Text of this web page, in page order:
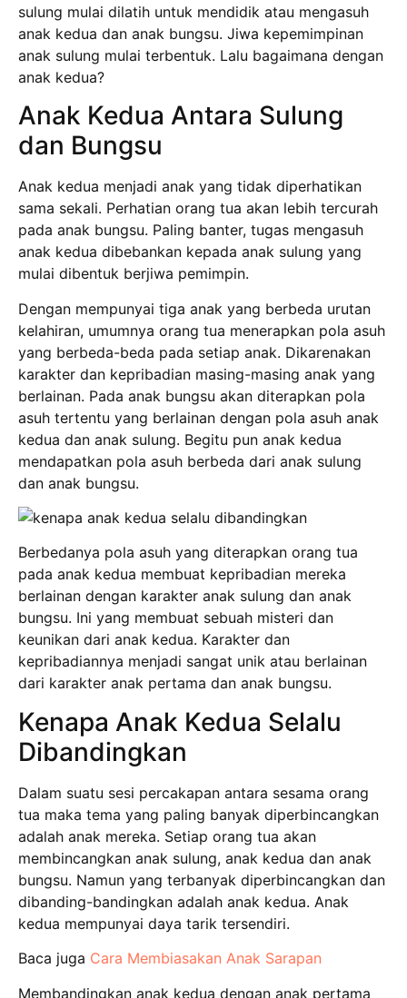
sulung mulai dilatih untuk mendidik atau mengasuh
anak kedua dan anak bungsu. Jiwa kepemimpinan
anak sulung mulai terbentuk. Lalu bagaimana dengan
anak kedua?
Anak Kedua Antara Sulung
dan Bungsu
Anak kedua menjadi anak yang tidak diperhatikan
sama sekali. Perhatian orang tua akan lebih tercurah
pada anak bungsu. Paling banter, tugas mengasuh
anak kedua dibebankan kepada anak sulung yang
mulai dibentuk berjiwa pemimpin.
Dengan mempunyai tiga anak yang berbeda urutan
kelahiran, umumnya orang tua menerapkan pola asuh
yang berbeda-beda pada setiap anak. Dikarenakan
karakter dan kepribadian masing-masing anak yang
berlainan. Pada anak bungsu akan diterapkan pola
asuh tertentu yang berlainan dengan pola asuh anak
kedua dan anak sulung. Begitu pun anak kedua
mendapatkan pola asuh berbeda dari anak sulung
dan anak bungsu.
Berbedanya pola asuh yang diterapkan orang tua
pada anak kedua membuat kepribadian mereka
berlainan dengan karakter anak sulung dan anak
bungsu. Ini yang membuat sebuah misteri dan
keunikan dari anak kedua. Karakter dan
kepribadiannya menjadi sangat unik atau berlainan
dari karakter anak pertama dan anak bungsu.
Kenapa Anak Kedua Selalu
Dibandingkan
Dalam suatu sesi percakapan antara sesama orang
tua maka tema yang paling banyak diperbincangkan
adalah anak mereka. Setiap orang tua akan
membincangkan anak sulung, anak kedua dan anak
bungsu. Namun yang terbanyak diperbincangkan dan
dibanding-bandingkan adalah anak kedua. Anak
kedua mempunyai daya tarik tersendiri.
Baca juga Cara Membiasakan Anak Sarapan
Membandingkan anak kedua dengan anak pertama